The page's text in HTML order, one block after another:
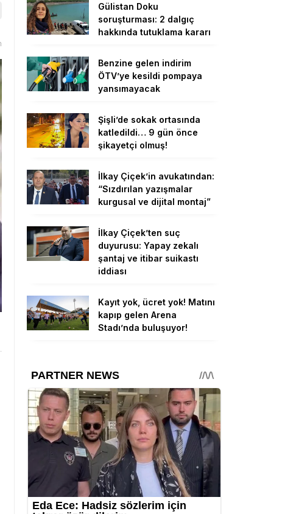
Gülistan Doku
soruşturması: 2 dalgıç
hakkında tutuklama kararı
Benzine gelen indirim
ÖTV’ye kesildi pompaya
yansımayacak
Şişli’de sokak ortasında
katledildi… 9 gün önce
şikayetçi olmuş!
İlkay Çiçek’in avukatından:
“Sızdırılan yazışmalar
kurgusal ve dijital montaj”
İlkay Çiçek’ten suç
duyurusu: Yapay zekalı
şantaj ve itibar suikastı
iddiası
Kayıt yok, ücret yok! Matını
kapıp gelen Arena
Stadı’nda buluşuyor!